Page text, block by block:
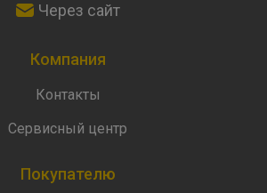
Компания
Контакты
Сервисный центр
Покупателю
Через сайт